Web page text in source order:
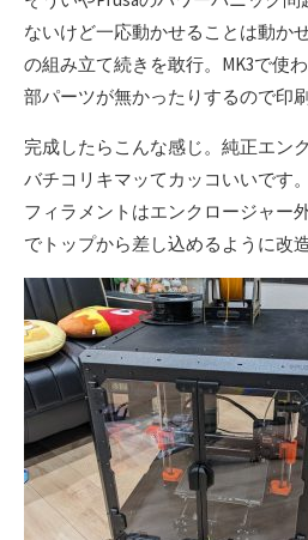
ないけど一応動かせることは動か
の組み立て続きを敢行。MK3で使
部パーツが無かったりするので印
完成したらこんな感じ。純正エン
バチコリキマッてカッコいいです。
フィラメントはエンクロージャー
でトップから差し込めるように改造